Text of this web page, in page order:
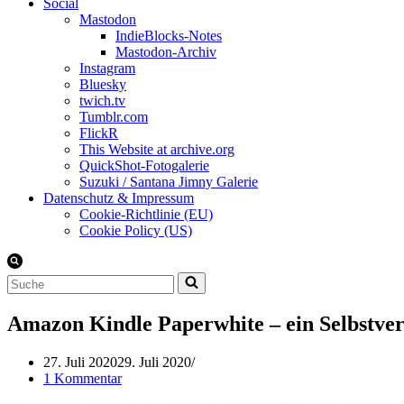
Social
Mastodon
IndieBlocks-Notes
Mastodon-Archiv
Instagram
Bluesky
twich.tv
Tumblr.com
FlickR
This Website at archive.org
QuickShot-Fotogalerie
Suzuki / Santana Jimny Galerie
Datenschutz & Impressum
Cookie-Richtlinie (EU)
Cookie Policy (US)
Suchen
nach …
Amazon Kindle Paperwhite – ein
27. Juli 202029. Juli 2020
1 Kommentar